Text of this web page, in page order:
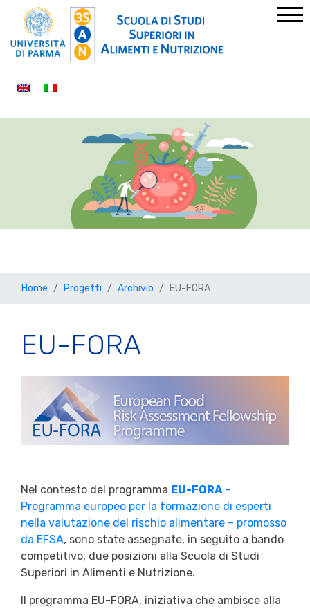
Home Progetti Archivio EU-FORA
EU-FORA
Nel contesto del programma EU-FORA -
Programma europeo per la formazione di esperti
nella valutazione del rischio alimentare – promosso
da EFSA, sono state assegnate, in seguito a bando
competitivo, due posizioni alla Scuola di Studi
Superiori in Alimenti e Nutrizione.
Il programma EU-FORA, iniziativa che ambisce alla